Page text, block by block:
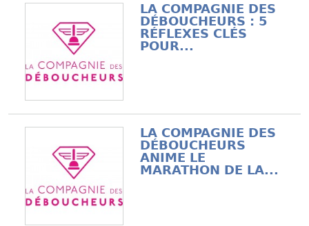
LA COMPAGNIE DES
DÉBOUCHEURS : 5
RÉFLEXES CLÉS
POUR...
LA COMPAGNIE DES
DÉBOUCHEURS
ANIME LE
MARATHON DE LA...